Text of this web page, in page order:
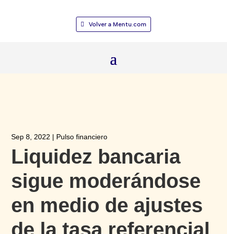
Volver a Mentu.com
Sep 8, 2022 | Pulso financiero
Liquidez bancaria
sigue moderándose
en medio de ajustes
de la tasa referencial